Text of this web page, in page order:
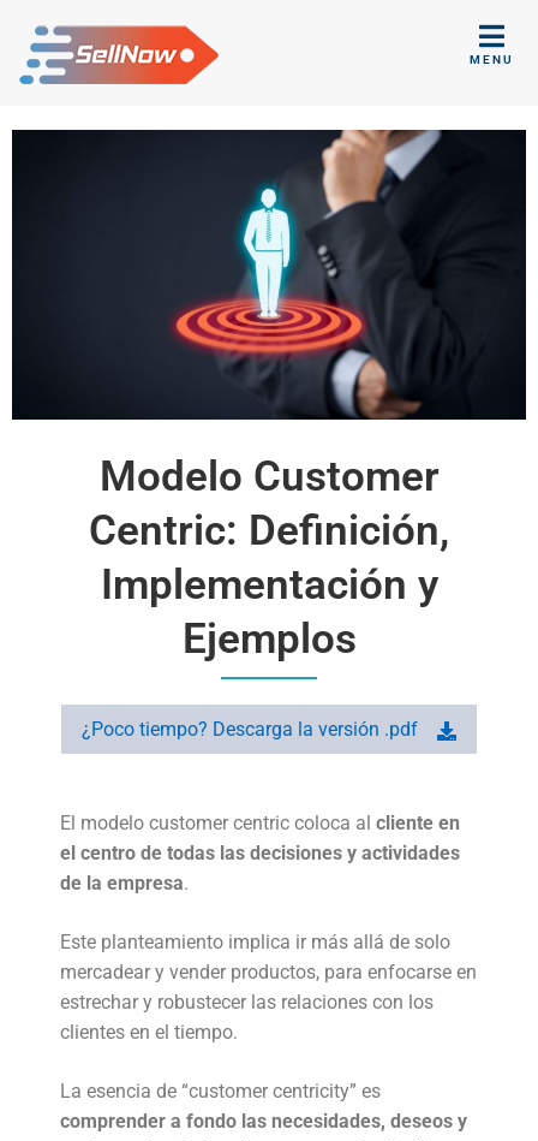
MENU
Modelo Customer
Centric: Definición,
Implementación y
Ejemplos
¿Poco tiempo? Descarga la versión .pdf
El modelo customer centric coloca al cliente en
el centro de todas las decisiones y actividades
de la empresa.
Este planteamiento implica ir más allá de solo
mercadear y vender productos, para enfocarse en
estrechar y robustecer las relaciones con los
clientes en el tiempo.
La esencia de “customer centricity” es
comprender a fondo las necesidades, deseos y